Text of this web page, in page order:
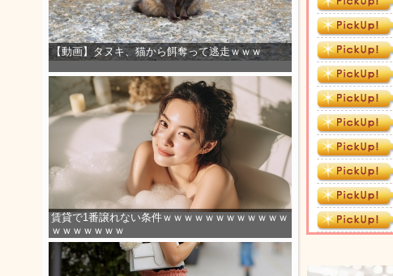
【動画】タヌキ、猫から餌奪って逃走ｗｗｗ
賃貸で1番譲れない条件ｗｗｗｗｗｗｗｗｗｗｗｗ
ｗｗｗｗｗｗｗ